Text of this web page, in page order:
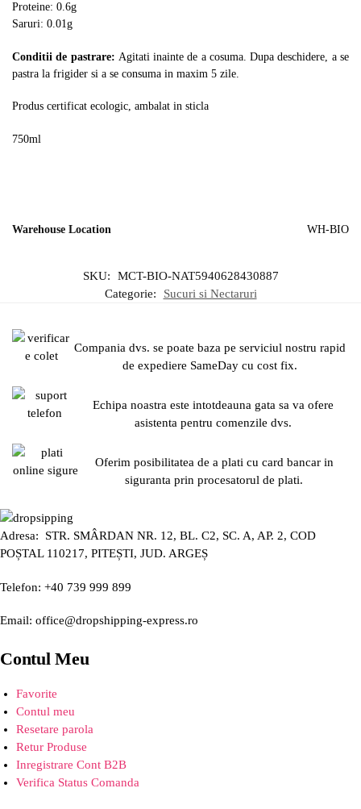
Proteine: 0.6g
Saruri: 0.01g
Conditii de pastrare: Agitati inainte de a cosuma. Dupa deschidere, a se
pastra la frigider si a se consuma in maxim 5 zile.
Produs certificat ecologic, ambalat in sticla
750ml
Warehouse Location WH-BIO
SKU:
MCT-BIO-NAT5940628430887
Categorie:
Sucuri si Nectaruri
Compania dvs. se poate baza pe serviciul nostru rapid
de expediere SameDay cu cost fix.
Echipa noastra este intotdeauna gata sa va ofere
asistenta pentru comenzile dvs.
Oferim posibilitatea de a plati cu card bancar in
siguranta prin procesatorul de plati.
Adresa: STR. SMÂRDAN NR. 12, BL. C2, SC. A, AP. 2, COD
POȘTAL 110217, PITEȘTI, JUD. ARGEȘ
Telefon: +40 739 999 899
Email: office@dropshipping-express.ro
Contul Meu
Favorite
Contul meu
Resetare parola
Retur Produse
Inregistrare Cont B2B
Verifica Status Comanda